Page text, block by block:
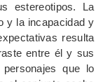
estereotipos. La
y la incapacidad y
resulta
entre él y sus
que lo